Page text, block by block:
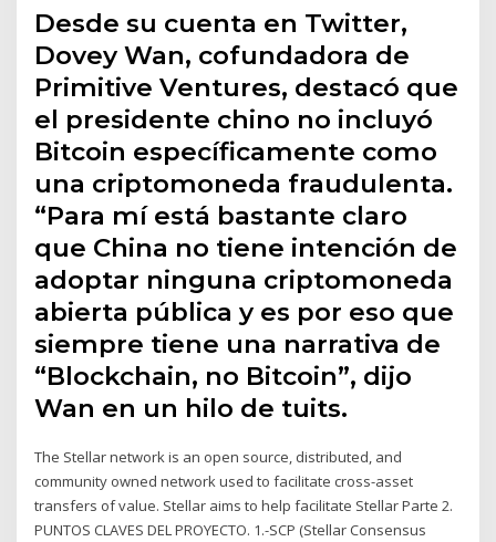
Desde su cuenta en Twitter,
Dovey Wan, cofundadora de
Primitive Ventures, destacó que
el presidente chino no incluyó
Bitcoin específicamente como
una criptomoneda fraudulenta.
“Para mí está bastante claro
que China no tiene intención de
adoptar ninguna criptomoneda
abierta pública y es por eso que
siempre tiene una narrativa de
“Blockchain, no Bitcoin”, dijo
Wan en un hilo de tuits.
The Stellar network is an open source, distributed, and
community owned network used to facilitate cross-asset
transfers of value. Stellar aims to help facilitate Stellar Parte 2.
PUNTOS CLAVES DEL PROYECTO. 1.-SCP (Stellar Consensus